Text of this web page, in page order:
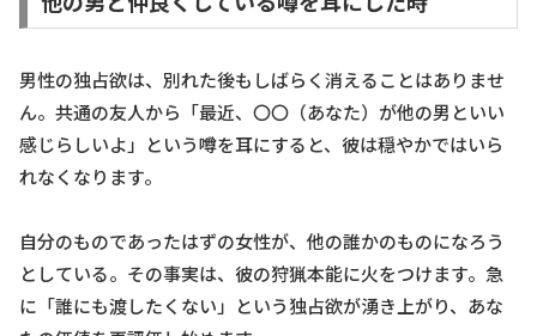
男性の独占欲は、別れた後もしばらく消えることはありませ
ん。共通の友人から「最近、〇〇（あなた）が他の男といい
感じらしいよ」という噂を耳にすると、彼は穏やかではいら
れなくなります。
自分のものであったはずの女性が、他の誰かのものになろう
としている。その事実は、彼の狩猟本能に火をつけます。急
に「誰にも渡したくない」という独占欲が湧き上がり、あな